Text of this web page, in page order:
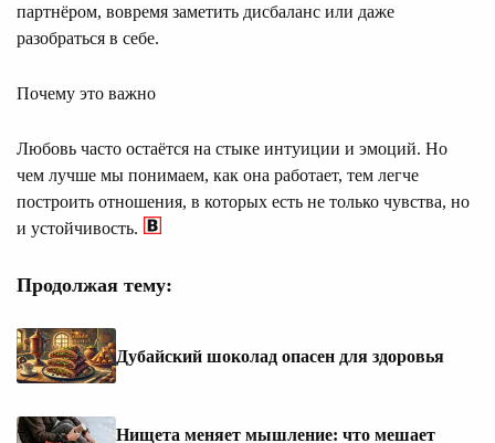
партнёром, вовремя заметить дисбаланс или даже
разобраться в себе.
Почему это важно
Любовь часто остаётся на стыке интуиции и эмоций. Но
чем лучше мы понимаем, как она работает, тем легче
построить отношения, в которых есть не только чувства, но
и устойчивость.
Продолжая тему:
Дубайский шоколад опасен для здоровья
Нищета меняет мышление: что мешает